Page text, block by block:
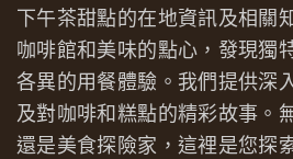
下午茶甜點的在地資訊及相關
咖啡館和美味的點心，發現獨
各異的用餐體驗。我們提供深
及對咖啡和糕點的精彩故事。
還是美食探險家，這裡是您探